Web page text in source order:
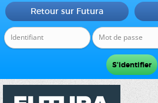
Retour sur Futura